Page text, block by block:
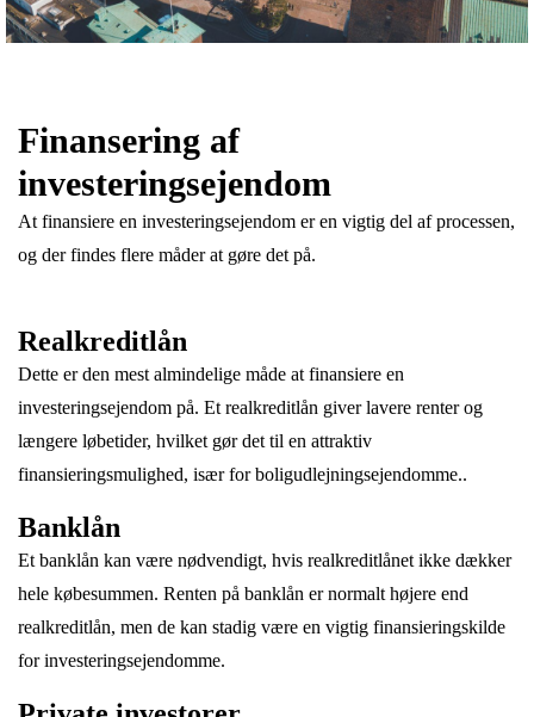
Finansering af
investeringsejendom
At finansiere en investeringsejendom er en vigtig del af processen,
og der findes flere måder at gøre det på.
Realkreditlån
Dette er den mest almindelige måde at finansiere en
investeringsejendom på. Et realkreditlån giver lavere renter og
længere løbetider, hvilket gør det til en attraktiv
finansieringsmulighed, især for boligudlejningsejendomme..
Banklån
Et banklån kan være nødvendigt, hvis realkreditlånet ikke dækker
hele købesummen. Renten på banklån er normalt højere end
realkreditlån, men de kan stadig være en vigtig finansieringskilde
for investeringsejendomme.